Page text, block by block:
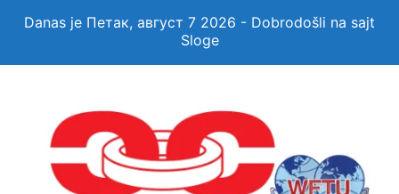
Danas je Петак, август 7 2026 - Dobrodošli na sajt
Sloge